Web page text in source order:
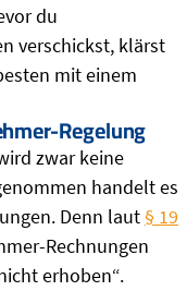
du
verschickst, klärst
mit einem
Regelung
zwar keine
handelt es
Denn laut§ 19
Rechnungen
erhoben“.